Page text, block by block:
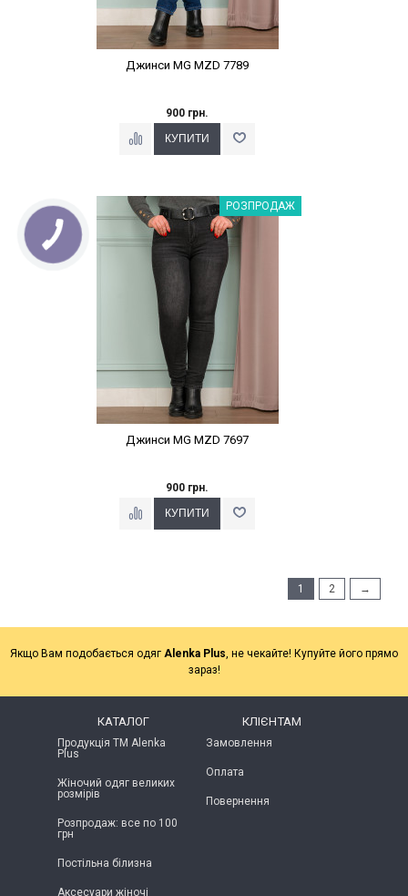
Джинси MG MZD 7789
900 грн.
Наклейки Варіант з %РОЗПРОДАЖ
Джинси MG MZD 7697
900 грн.
1 2 →
Якщо Вам подобається одяг Alenka Plus , не чекайте! Купуйте його прямо
зараз!
КАТАЛОГ
Продукція ТМ Alenka
Plus
Жіночий одяг великих
розмірів
Розпродаж: все по 100
грн
Постільна білизна
Аксесуари жіночі
КЛІЄНТАМ
Замовлення
Оплата
Повернення